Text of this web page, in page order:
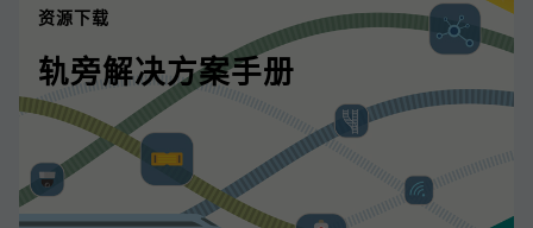
资源下载
轨旁解决方案手册